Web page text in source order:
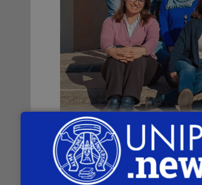
Sta per uscire il bando per
unico, che combina la
Organizzazioni non